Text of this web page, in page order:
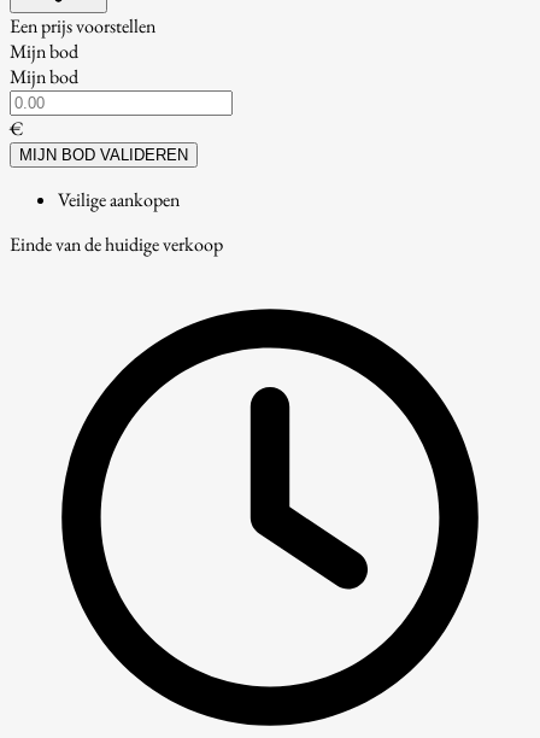
Een prijs voorstellen
Mijn bod
Mijn bod
€
MIJN BOD VALIDEREN
Veilige aankopen
Einde van de huidige verkoop